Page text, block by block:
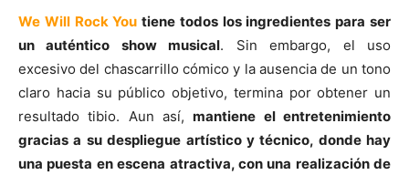
We Will Rock You tiene todos los ingredientes para ser
un auténtico show musical. Sin embargo, el uso
excesivo del chascarrillo cómico y la ausencia de un tono
claro hacia su público objetivo, termina por obtener un
resultado tibio. Aun así,mantiene el entretenimiento
gracias a su despliegue artístico y técnico, donde hay
una puesta en escena atractiva, con una realización de